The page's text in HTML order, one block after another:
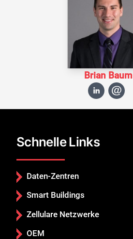
Brian Baum
Schnelle Links
Daten-Zentren
Smart Buildings
Zellulare Netzwerke
OEM